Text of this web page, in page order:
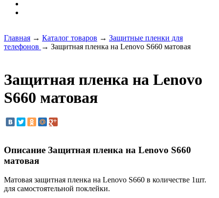
Главная → Каталог товаров → Защитные пленки для
телефонов → Защитная пленка на Lenovo S660 матовая
Защитная пленка на Lenovo
S660 матовая
Описание Защитная пленка на Lenovo S660
матовая
Матовая защитная пленка на Lenovo S660 в количестве 1шт.
для самостоятельной поклейки.